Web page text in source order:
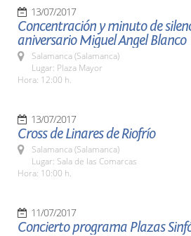
13/07/2017
Concentración y minuto de
aniversario Miguel Angel Blanco
Salamanca (Salamanca)
Lugar: Plaza Mayor
Hora: 12:00 h.
13/07/2017
Cross de Linares de Riofrío
Salamanca (Salamanca)
Lugar: Sala de las Comarcas
Hora: 10:00 h.
11/07/2017
Concierto programa Plazas